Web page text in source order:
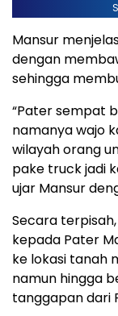
Mansur
dengan
sehingga
“Pater sempat
namanya wajo
wilayah orang
pake truck jadi
ujar Mansur
Secara terpisah,
kepada Pater
ke lokasi tanah
namun hingga
tanggapan dari